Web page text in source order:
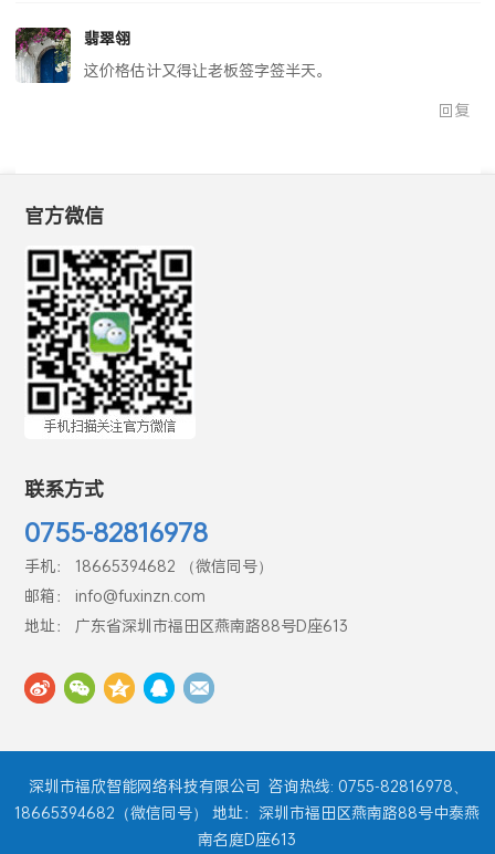
翡翠翎
这价格估计又得让老板签字签半天。
回复
官方微信
联系方式
0755-82816978
手机： 18665394682 （微信同号）
邮箱： info@fuxinzn.com
地址： 广东省深圳市福田区燕南路88号D座613
深圳市福欣智能网络科技有限公司 咨询热线: 0755-82816978、
18665394682（微信同号） 地址：深圳市福田区燕南路88号中泰燕
南名庭D座613